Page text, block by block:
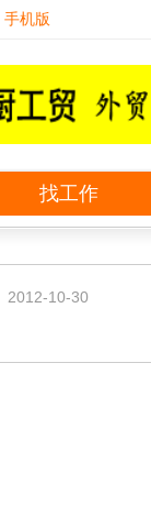
手机版
找工作
2012-10-30